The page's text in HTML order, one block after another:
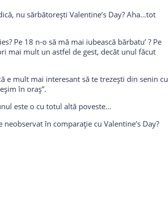
nu sărbătorești Valentine’s Day? Aha…tot
Pe 18 n-o să mă mai iubească bărbatu’ ? Pe
mai mult un astfel de gest, decât unul făcut
e mult mai interesant să te trezești din senin cu
în oraș”.
este o cu totul altă poveste…
în comparație cu Valentine’s Day?